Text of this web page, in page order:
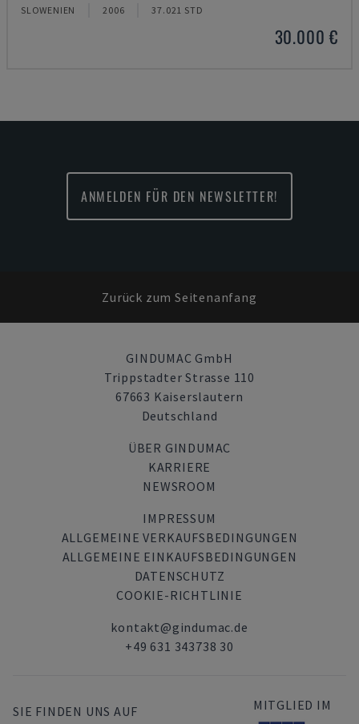
SLOWENIEN 2006 37.021 STD
30.000 €
ANMELDEN FÜR DEN NEWSLETTER!
Zurück zum Seitenanfang
GINDUMAC GmbH
Trippstadter Strasse 110
67663 Kaiserslautern
Deutschland
ÜBER GINDUMAC
KARRIERE
NEWSROOM
IMPRESSUM
ALLGEMEINE VERKAUFSBEDINGUNGEN
ALLGEMEINE EINKAUFSBEDINGUNGEN
DATENSCHUTZ
COOKIE-RICHTLINIE
kontakt@gindumac.de
+49 631 343738 30
SIE FINDEN UNS AUF MITGLIED IM